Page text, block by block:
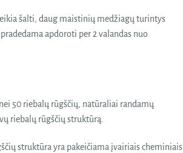
šalti, daug maistinių medžiagų turintys
apdoroti per 2 valandas nuo
50 riebalų rūgščių, natūraliai randamų
riebalų rūgščių struktūrą.
struktūra yra pakeičiama įvairiais cheminiais